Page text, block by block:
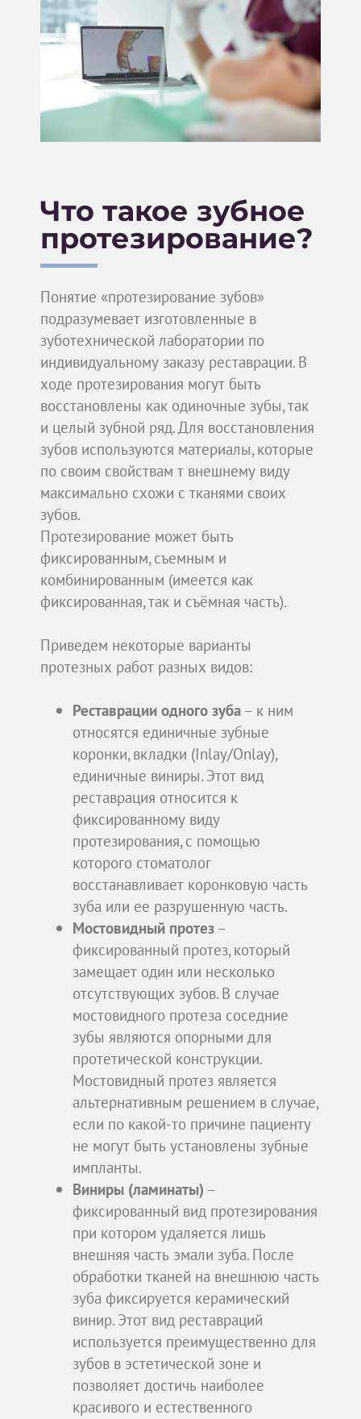
Что такое зубное
протезирование?
Понятие «протезирование зубов»
подразумевает изготовленные в
зуботехнической лаборатории по
индивидуальному заказу реставрации. В
ходе протезирования могут быть
восстановлены как одиночные зубы, так
и целый зубной ряд. Для восстановления
зубов используются материалы, которые
по своим свойствам т внешнему виду
максимально схожи с тканями своих
зубов.
Протезирование может быть
фиксированным, съемным и
комбинированным (имеется как
фиксированная, так и съёмная часть).
Приведем некоторые варианты
протезных работ разных видов:
Реставрации одного зуба – к ним
относятся единичные зубные
коронки, вкладки (Inlay/Onlay),
единичные виниры. Этот вид
реставрация относится к
фиксированному виду
протезирования, с помощью
которого стоматолог
восстанавливает коронковую часть
зуба или ее разрушенную часть.
Мостовидный протез –
фиксированный протез, который
замещает один или несколько
отсутствующих зубов. В случае
мостовидного протеза соседние
зубы являются опорными для
протетической конструкции.
Мостовидный протез является
альтернативным решением в случае,
если по какой-то причине пациенту
не могут быть установлены зубные
импланты.
Виниры (ламинаты) –
фиксированный вид протезирования
при котором удаляется лишь
внешняя часть эмали зуба. После
обработки тканей на внешнюю часть
зуба фиксируется керамический
винир. Этот вид реставраций
используется преимущественно для
зубов в эстетической зоне и
позволяет достичь наиболее
красивого и естественного